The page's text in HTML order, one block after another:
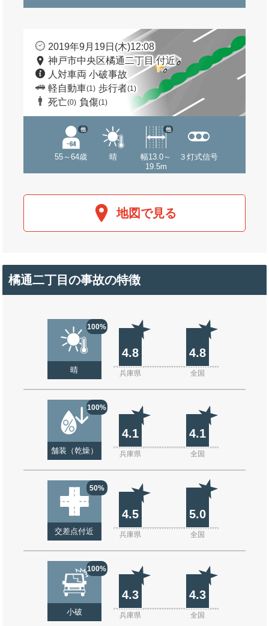
2019年9月19日(木)12:08
神戸市中央区橘通二丁目 付近
人対車両 小破事故
軽自動車(1) 歩行者(1)
死亡(0) 負傷(1)
55～64歳
他
晴
幅13.0～
19.5m
他
３灯式信号
地図で見る
橘通二丁目の事故の特徴
100%
晴
4.8 4.8
兵庫県 全国
100%
舗装（乾燥）
4.1 4.1
兵庫県 全国
50%
交差点付近
4.5 5.0
兵庫県 全国
100%
小破
4.3 4.3
兵庫県 全国